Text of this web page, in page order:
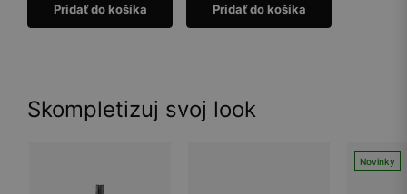
Pridať do košíka Pridať do košíka
Skompletizuj svoj look
Novinky